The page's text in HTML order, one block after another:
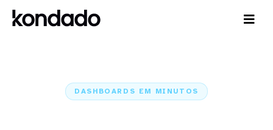
DASHBOARDS EM MINUTOS